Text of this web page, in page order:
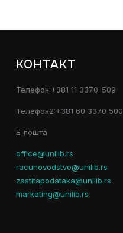
КОНТАКТ
Телефон:+381 11 3370-509
Телефон2:+381 60 3370 500
Е-пошта
office@unilib.rs
racunovodstvo@unilib.rs
zastitapodataka@unilib.rs
marketing@unilib.rs